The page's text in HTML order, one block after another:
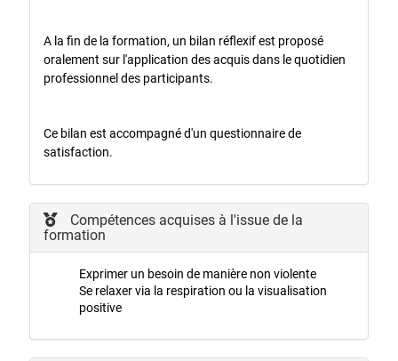
A la fin de la formation, un bilan réflexif est proposé
oralement sur l'application des acquis dans le quotidien
professionnel des participants.
Ce bilan est accompagné d'un questionnaire de
satisfaction.
Compétences acquises à l'issue de la
formation
Exprimer un besoin de manière non violente
Se relaxer via la respiration ou la visualisation
positive